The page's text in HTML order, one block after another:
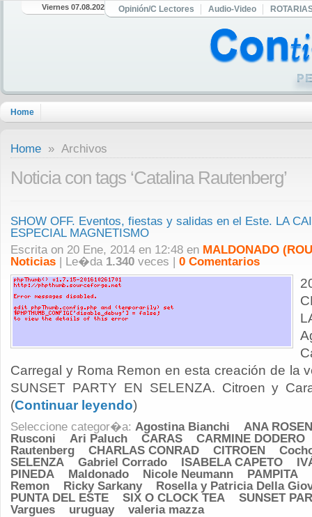
Viernes 07.08.2026 Opinión/C Lectores Audio-Video
Home
Home » Archivos
Noticia con tags ‘Catalina Rautenberg’
SHOW OFF. Eventos, fiestas y salidas en el Este. LA
ESPECIAL MAGNETISMO
Escrita on 20 Ene, 2014 en 12:48 en MALDONADO
Noticias | Le�da 1.340 veces | 0 Comentarios
Carregal y Roma Remon en esta creación de la
SUNSET PARTY EN SELENZA. Citroen y
(Continuar leyendo)
Seleccione categor�a: Agostina Bianchi
ANA
Rusconi
Ari Paluch CARAS
CARMINE DODERO
Rautenberg
CHARLAS CONRAD CITROEN
SELENZA
Gabriel Corrado ISABELA CAPETO
PINEDA
Maldonado Nicole Neumann
PAMPITA
Remon
Ricky Sarkany
Rosella y Patricia Della
PUNTA DEL ESTE
SIX O CLOCK TEA
SUNSET
Vargues
uruguay valeria mazza